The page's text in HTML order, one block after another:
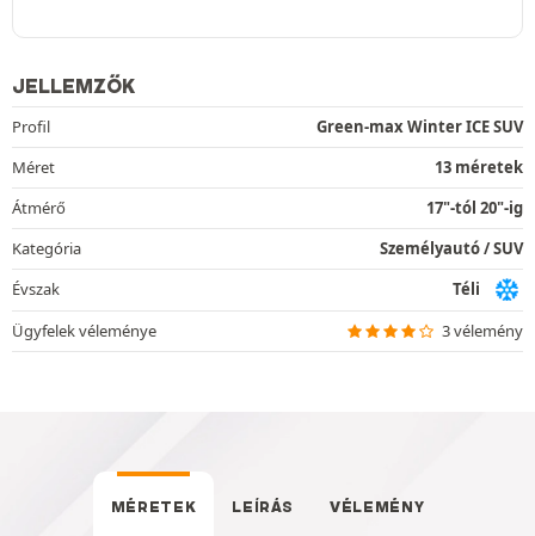
JELLEMZŐK
Profil
Green-max Winter ICE SUV
Méret
13 méretek
Átmérő
17"-tól 20"-ig
Kategória
Személyautó / SUV
Évszak
Téli
Ügyfelek véleménye
3 vélemény
MÉRETEK LEÍRÁS VÉLEMÉNY